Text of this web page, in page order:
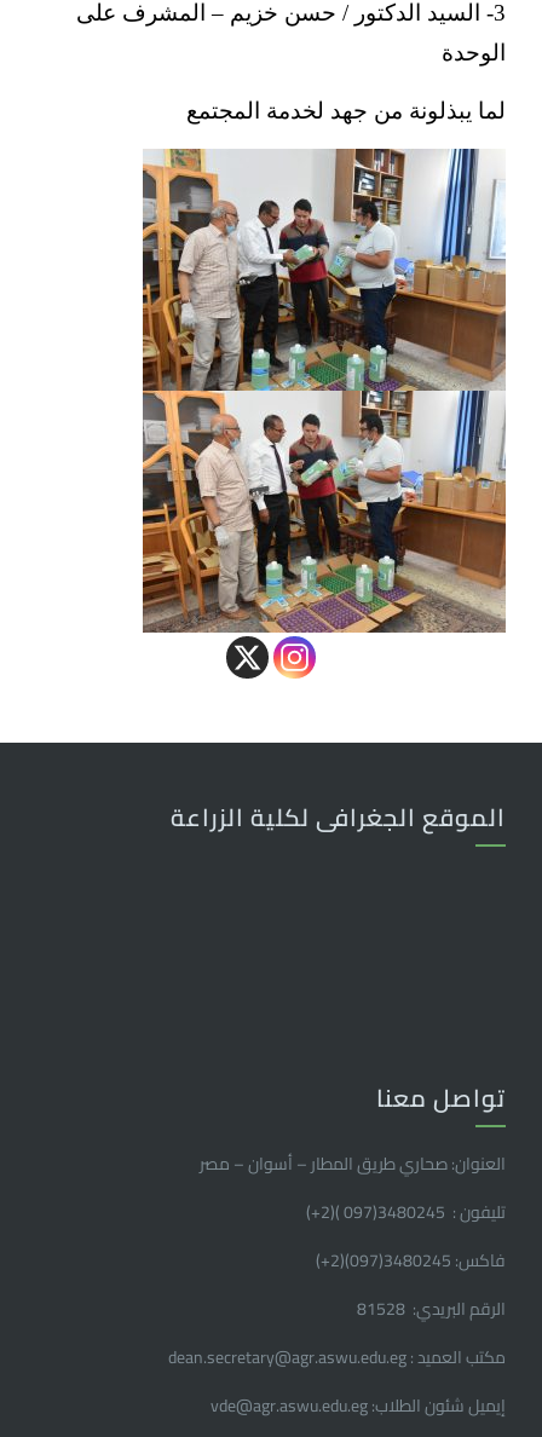
3- السيد الدكتور / حسن خزيم – المشرف على
الوحدة
لما يبذلونة من جهد لخدمة المجتمع
الموقع الجغرافى لكلية الزراعة
تواصل معنا
العنوان: صحاري طريق المطار – أسوان – مصر
تليفون : 3480245(097 )(2
+
)
فاكس: 3480245(097)(2
+
)
الرقم البريدي: 81528
مكتب العميد : dean.secretary@agr.aswu.edu.eg
إيميل شئون الطلاب: vde@agr.aswu.edu.eg